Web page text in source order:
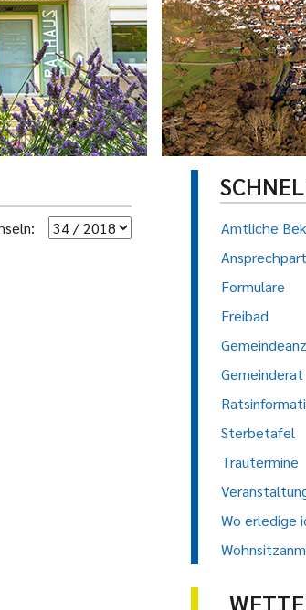
Amtliche
Formulare
Freibad
Gemeinderat
Sterbetafel
Trautermine
Wo erledige